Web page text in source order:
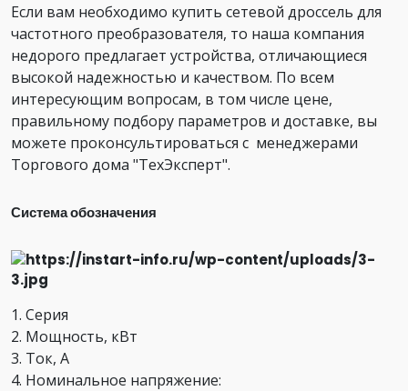
Если вам необходимо купить сетевой дроссель для
частотного преобразователя, то наша компания
недорого предлагает устройства, отличающиеся
высокой надежностью и качеством. По всем
интересующим вопросам, в том числе цене,
правильному подбору параметров и доставке, вы
можете проконсультироваться с менеджерами
Торгового дома "ТехЭксперт".
Система обозначения
1. Серия
2. Мощность, кВт
3. Ток, А
4. Номинальное напряжение: